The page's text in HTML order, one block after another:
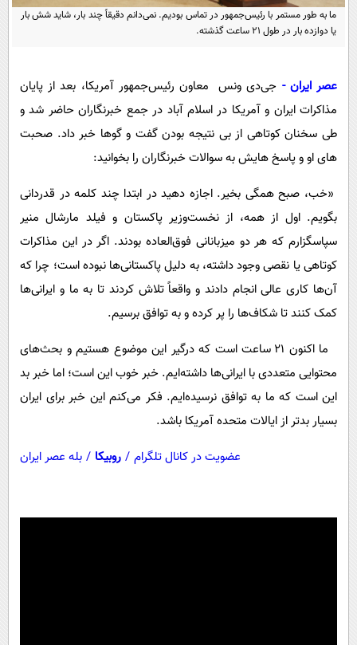
سرگرمی
حوادث
سلامت
بین الملل
اجتماعی
حیات وحش
پیامک
دانلود
ما به طور مستمر با رئیس‌جمهور در تماس بودیم. نمی‌دانم دقیقاً چند بار، شاید شش بار
یا دوازده بار در طول ۲۱ ساعت گذشته.
عصر ایران - جی‌دی ونس معاون رئیس‌جمهور آمریکا، بعد از پایان
مذاکرات ایران و آمریکا در اسلام آباد در جمع خبرنگاران حاضر شد و
طی سخنان کوتاهی از بی نتیجه بودن گفت و گوها خبر داد. صحبت
های او و پاسخ هایش به سوالات خبرنگاران را بخوانید:
«خب، صبح همگی بخیر. اجازه دهید در ابتدا چند کلمه در قدردانی
بگویم. اول از همه، از نخست‌وزیر پاکستان و فیلد مارشال منیر
سپاسگزارم که هر دو میزبانانی فوق‌العاده بودند. اگر در این مذاکرات
کوتاهی یا نقصی وجود داشته، به دلیل پاکستانی‌ها نبوده است؛ چرا که
آن‌ها کاری عالی انجام دادند و واقعاً تلاش کردند تا به ما و ایرانی‌ها
کمک کنند تا شکاف‌ها را پر کرده و به توافق برسیم.
ما اکنون ۲۱ ساعت است که درگیر این موضوع هستیم و بحث‌های
محتوایی متعددی با ایرانی‌ها داشته‌ایم. خبر خوب این است؛ اما خبر بد
این است که ما به توافق نرسیده‌ایم. فکر می‌کنم این خبر برای ایران
بسیار بدتر از ایالات متحده آمریکا باشد.
عضویت در کانال تلگرام / روبیکا / بله عصر ایران